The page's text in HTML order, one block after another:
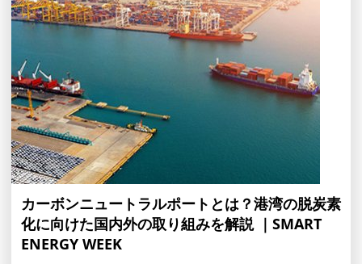
カーボンニュートラルポートとは？港湾の脱炭素
化に向けた国内外の取り組みを解説 ｜SMART
ENERGY WEEK